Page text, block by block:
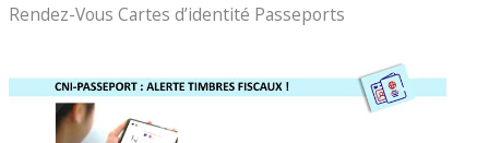
Rendez-Vous Cartes d’identité Passeports